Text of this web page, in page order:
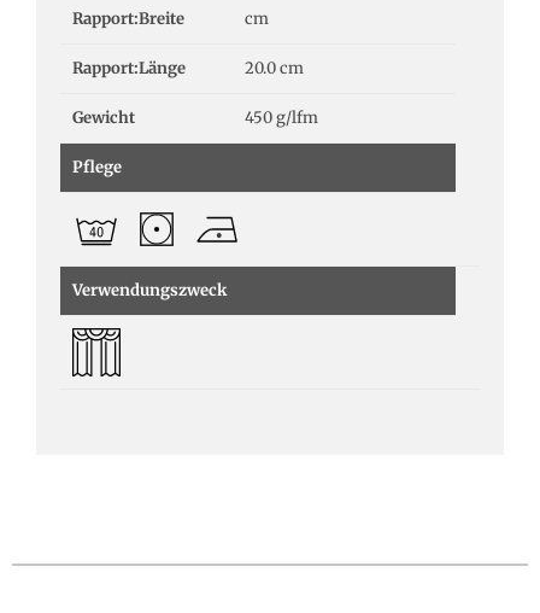
Rapport:Breite cm
Rapport:Länge 20.0 cm
Gewicht 450 g/lfm
Pflege
Verwendungszweck